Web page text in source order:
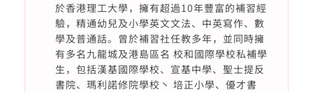
於香港理工大學，擁有超過10年豐富的補習經
驗，精通幼兒及小學英文文法、中英寫作、數
學及普通話。曾於補習社任教多年，並同時擁
有多名九龍城及港島區名 校和國際學校私補學
生，包括漢基國際學校、宣基中學、聖士提反
書院、瑪利諾修院學校丶 培正小學、優才書